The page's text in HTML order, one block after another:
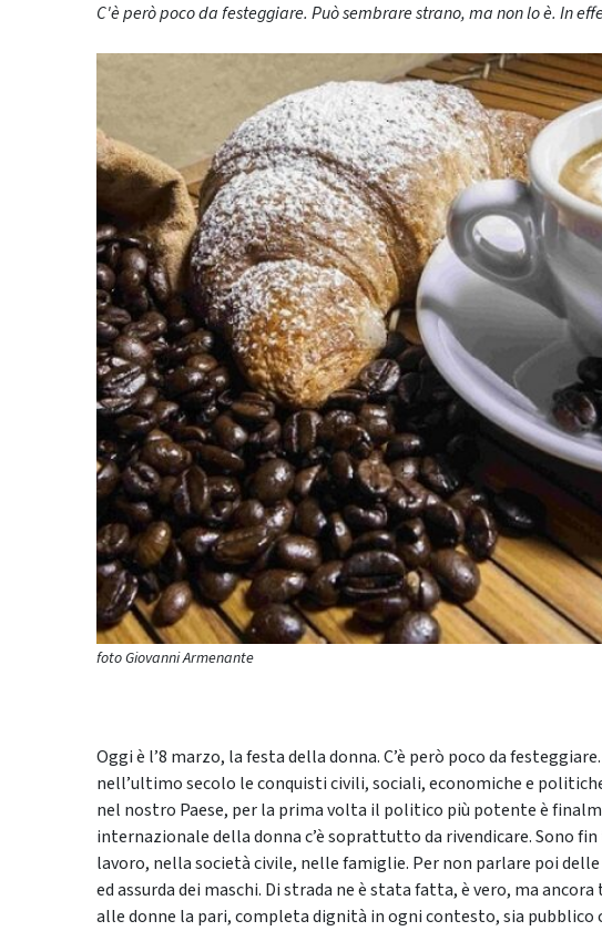
C'è però poco da festeggiare. Può sembrare strano, ma non lo è. In
foto Giovanni Armenante
Oggi è l’8 marzo, la festa della donna. C’è però poco da
nell’ultimo secolo le conquisti civili, sociali, economiche e
nel nostro Paese, per la prima volta il politico più potente è
internazionale della donna c’è soprattutto da rivendicare. Sono
lavoro, nella società civile, nelle famiglie. Per non parlare poi
ed assurda dei maschi. Di strada ne è stata fatta, è vero, ma
alle donne la pari, completa dignità in ogni contesto, sia pubblico